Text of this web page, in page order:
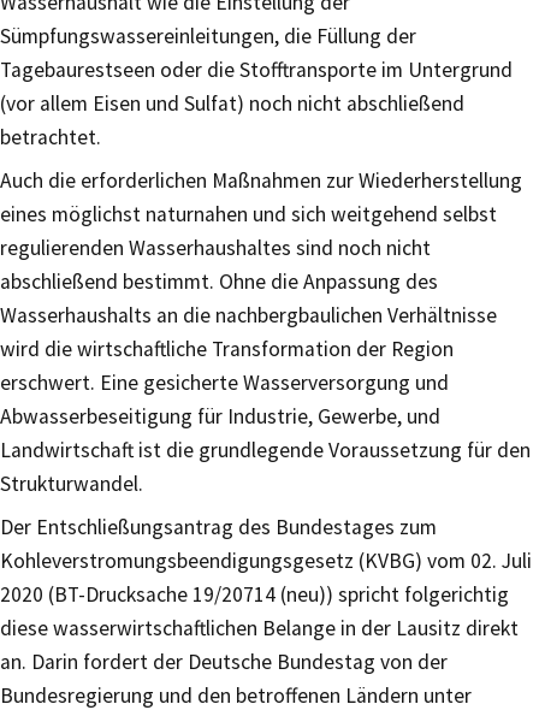
Sümpfungswassereinleitungen, die Füllung der
Tagebaurestseen oder die Stofftransporte im Untergrund
(vor allem Eisen und Sulfat) noch nicht abschließend
betrachtet.
Auch die erforderlichen Maßnahmen zur Wiederherstellung
eines möglichst naturnahen und sich weitgehend selbst
regulierenden Wasserhaushaltes sind noch nicht
abschließend bestimmt. Ohne die Anpassung des
Wasserhaushalts an die nachbergbaulichen Verhältnisse
wird die wirtschaftliche Transformation der Region
erschwert. Eine gesicherte Wasserversorgung und
Abwasserbeseitigung für Industrie, Gewerbe, und
Landwirtschaft ist die grundlegende Voraussetzung für den
Strukturwandel.
Der Entschließungsantrag des Bundestages zum
Kohleverstromungsbeendigungsgesetz (KVBG) vom 02. Juli
2020 (BT-Drucksache 19/20714 (neu)) spricht folgerichtig
diese wasserwirtschaftlichen Belange in der Lausitz direkt
an. Darin fordert der Deutsche Bundestag von der
Bundesregierung und den betroffenen Ländern unter